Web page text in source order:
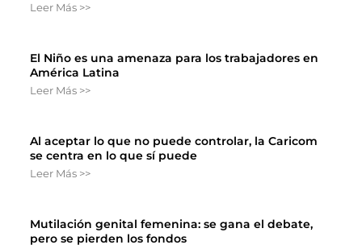
Leer Más >>
El Niño es una amenaza para los trabajadores en
América Latina
Leer Más >>
Al aceptar lo que no puede controlar, la Caricom
se centra en lo que sí puede
Leer Más >>
Mutilación genital femenina: se gana el debate,
pero se pierden los fondos